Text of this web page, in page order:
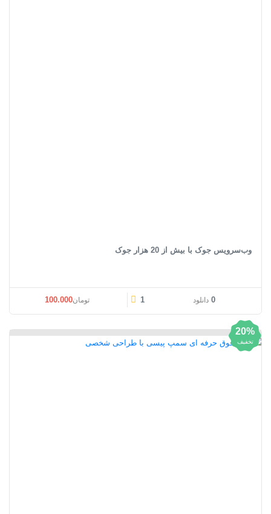
وب‌سرویس جوک با بیش از 20 هزار جوک
0 دانلود 1 تومان100.000
20%
تخفیف